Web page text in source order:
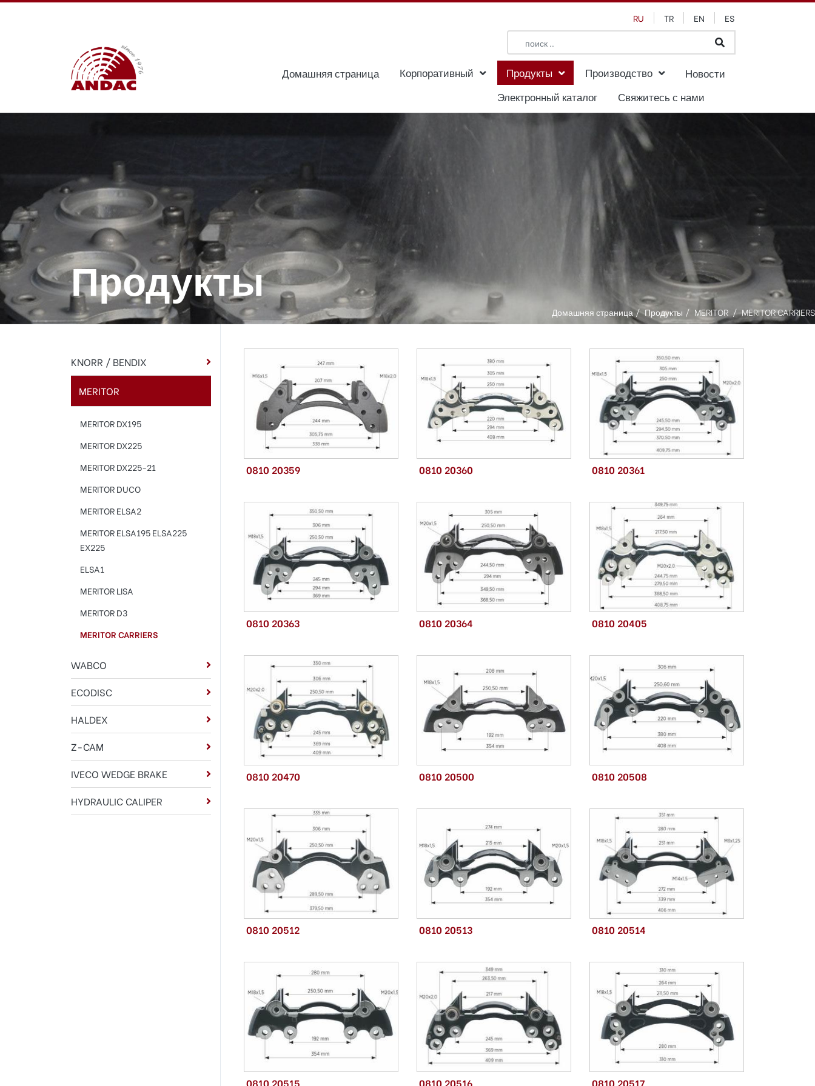
RU TR EN ES
Домашняя страница Корпоративный Продукты Производство
Новости
Электронный каталог
Свяжитесь с нами
Продукты
Домашняя страница Продукты MERITOR MERITOR CARRIERS
KNORR / BENDIX
MERITOR
MERITOR DX195
MERITOR DX225
MERITOR DX225-21
MERITOR DUCO
MERITOR ELSA2
MERITOR ELSA195 ELSA225
EX225
ELSA1
MERITOR LISA
MERITOR D3
MERITOR CARRIERS
WABCO
ECODISC
HALDEX
Z-CAM
IVECO WEDGE BRAKE
HYDRAULIC CALIPER
0810 20359 0810 20360 0810 20361
0810 20363 0810 20364 0810 20405
0810 20470 0810 20500 0810 20508
0810 20512 0810 20513 0810 20514
0810 20515 0810 20516 0810 20517